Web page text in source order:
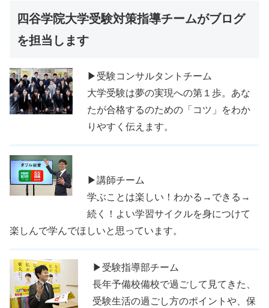
四谷学院大学受験対策指導チームがブログ
を担当します
▶受験コンサルタントチーム
大学受験は夢の実現への第１歩。あな
たが合格するのための「コツ」をわか
りやすく伝えます。
▶講師チーム
学ぶことは楽しい！わかる→できる→
続く！よい学習サイクルを身につけて
楽しんで学んでほしいと思っています。
▶受験指導部チーム
長年予備校備校で過ごして見てきた、
受験生活の過ごし方のポイントや、保